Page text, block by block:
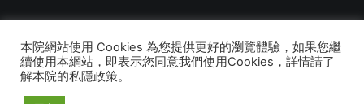
© 2026 建道神學院Alliance Bible Seminary. All rights reserved
本院網站使用 Cookies 為您提供更好的瀏覽體驗，如果您繼
續使用本網站，即表示您同意我們使用Cookies，詳情請了
解本院的私隱政策。